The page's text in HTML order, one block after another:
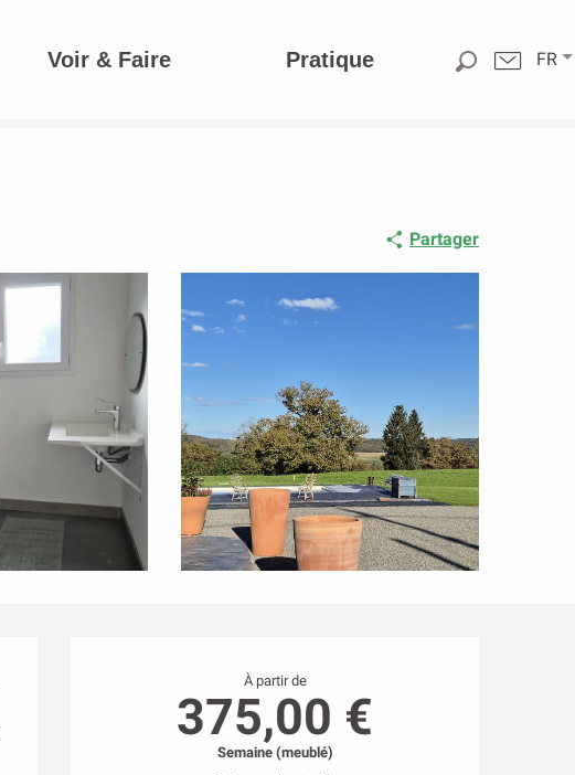
FR
Voir & Faire Pratique
Partager
Ouverture et
À partir de
375,00 €
Semaine (meublé)